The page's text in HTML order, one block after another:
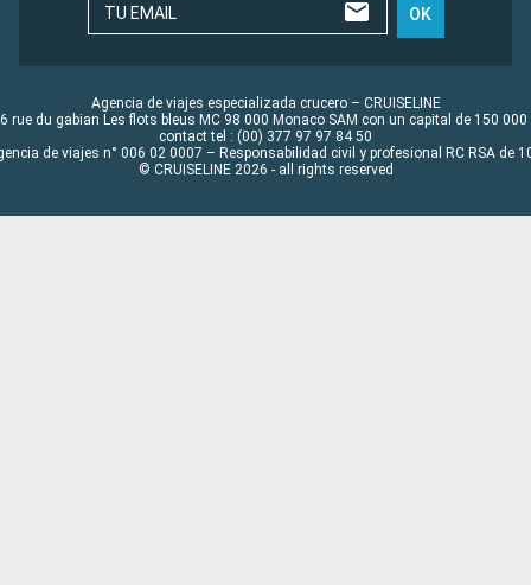
TU EMAIL OK
Agencia de viajes especializada crucero – CRUISELINE
rue du gabian Les flots bleus MC 98 000 Monaco SAM con un capital de 150 000
contact tel : (00) 377 97 97 84 50
de viajes n° 006 02 0007 – Responsabilidad civil y profesional RC RSA de
© CRUISELINE 2026 - all rights reserved